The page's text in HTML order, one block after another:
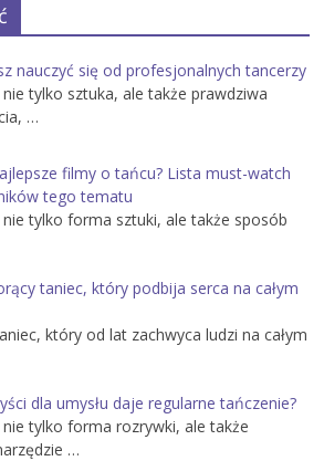
nauczyć się od profesjonalnych tancerzy
tylko sztuka, ale także prawdziwa
…
filmy o tańcu? Lista must-watch
tego tematu
tylko forma sztuki, ale także sposób
taniec, który podbija serca na całym
który od lat zachwyca ludzi na całym
dla umysłu daje regularne tańczenie?
tylko forma rozrywki, ale także
…